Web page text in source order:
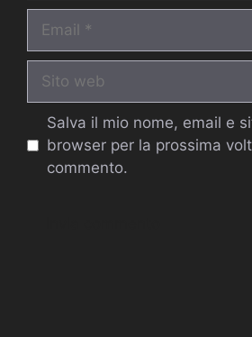
Salva il mio nome, email e
browser per la prossima
commento.